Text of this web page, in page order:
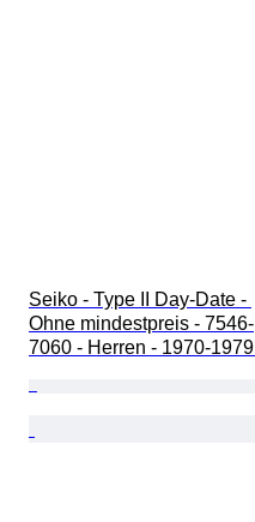
Seiko - Type II Day-Date -
Ohne mindestpreis - 7546-
7060 - Herren - 1970-1979